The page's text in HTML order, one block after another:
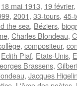
18 mai 1913, 19 février,
, 2001, 33-tours, 45-
the sea, Béziers,
, Charles Blondeau,
, compositeur,
Edith Piaf, Etats-Unis,
Brassens,
, Jacques